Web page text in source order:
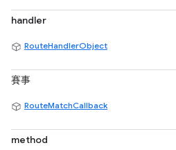
handler
RouteHandlerObject
賽事
RouteMatchCallback
method